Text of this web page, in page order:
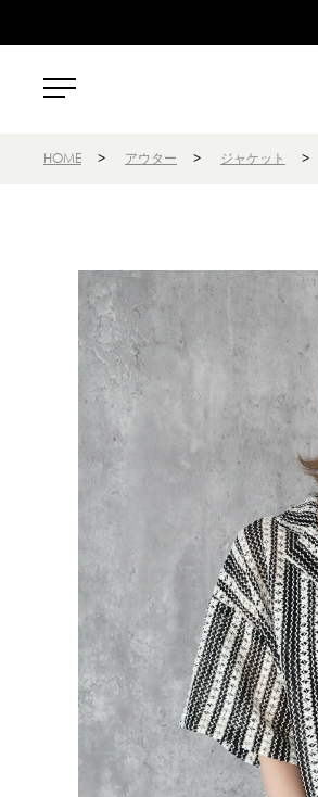
HOME > アウター > ジャケット >